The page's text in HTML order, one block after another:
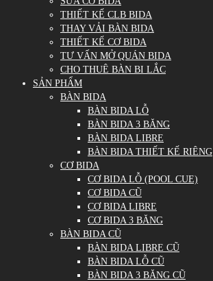
THIẾT KẾ CLB BIDA
THAY VẢI BÀN BIDA
THIẾT KẾ CƠ BIDA
TƯ VẤN MỞ QUÁN BIDA
CHO THUÊ BÀN BI LẮC
SẢN PHẨM
BÀN BIDA
BÀN BIDA LỖ
BÀN BIDA 3 BĂNG
BÀN BIDA LIBRE
BÀN BIDA THIẾT KẾ RIÊNG
CƠ BIDA
CƠ BIDA LỖ (POOL CUE)
CƠ BIDA CŨ
CƠ BIDA LIBRE
CƠ BIDA 3 BĂNG
BÀN BIDA CŨ
BÀN BIDA LIBRE CŨ
BÀN BIDA LỖ CŨ
BÀN BIDA 3 BĂNG CŨ